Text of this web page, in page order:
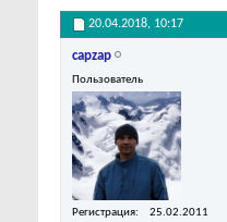
20.04.2018, 10:17
capzap
Пользователь
Регистрация
25.02.2011